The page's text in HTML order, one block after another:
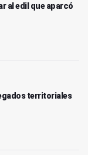
al edil que aparcó
territoriales